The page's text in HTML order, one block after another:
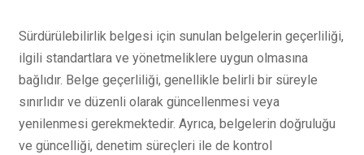
Sürdürülebilirlik belgesi için sunulan belgelerin geçerliliği,
ilgili standartlara ve yönetmeliklere uygun olmasına
bağlıdır. Belge geçerliliği, genellikle belirli bir süreyle
sınırlıdır ve düzenli olarak güncellenmesi veya
yenilenmesi gerekmektedir. Ayrıca, belgelerin doğruluğu
ve güncelliği, denetim süreçleri ile de kontrol